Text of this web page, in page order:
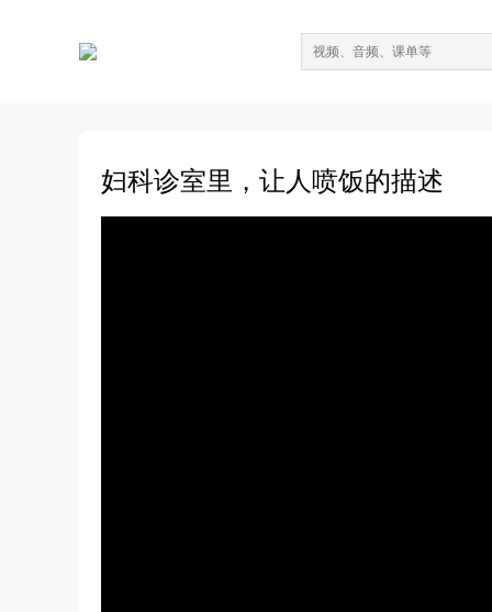
妇科诊室里，让人喷饭的描述